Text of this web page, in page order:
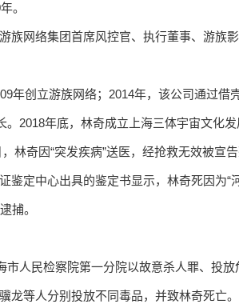
。
族网络集团首席风控官、执行董事、游族
年创立游族网络；2014年，该公司通过
。2018年底，林奇成立上海三体宇宙文化发
林奇因“突发疾病”送医，经抢救无效被宣告
鉴定中心出具的鉴定书显示，林奇死因为
捕。
市人民检察院第一分院以故意杀人罪、投
龙等人分别投放不同毒品，并致林奇死亡。